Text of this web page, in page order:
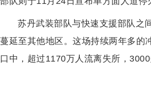
苏丹武装部队与快速支援部队之
蔓延至其他地区。这场持续两年多的
口中，超过1170万人流离失所，